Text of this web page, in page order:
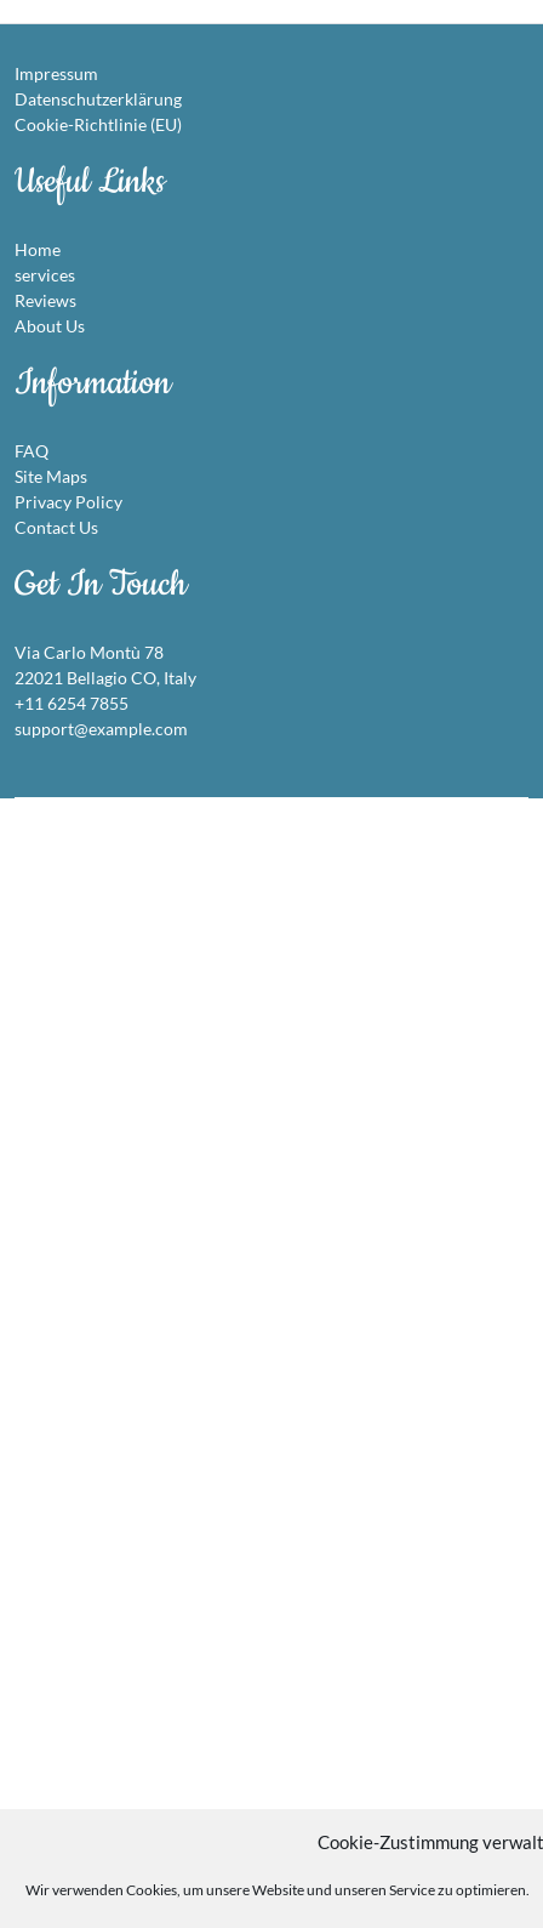
Cookie-Zustimmung
Wir verwenden Cookies, um unsere Website und unseren Service zu optimieren.
Impressum
Datenschutzerklärung
Cookie-Richtlinie (EU)
Useful Links
Home
services
Reviews
About Us
Information
FAQ
Site Maps
Privacy Policy
Contact Us
Get In Touch
Via Carlo Montù 78
22021 Bellagio CO, Italy
+11 6254 7855
support@example.com